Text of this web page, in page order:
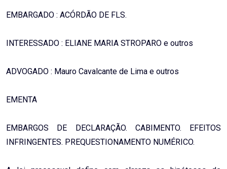
EMBARGADO : ACÓRDÃO DE FLS.
INTERESSADO : ELIANE MARIA STROPARO e outros
ADVOGADO : Mauro Cavalcante de Lima e outros
EMENTA
EMBARGOS DE DECLARAÇÃO. CABIMENTO. EFEITOS
INFRINGENTES. PREQUESTIONAMENTO NUMÉRICO.